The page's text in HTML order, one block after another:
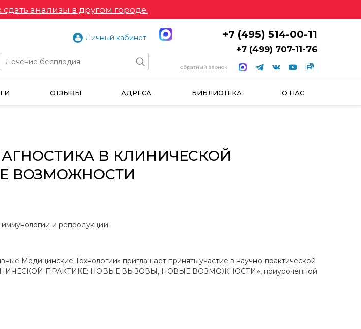
сдать анализы в другом городе.
Личный кабинет +7 (495) 514-00-11
+7 (499) 707-11-76
обратный звонок
ОТЗЫВЫ АДРЕСА БИБЛИОТЕКА О НАС
В КЛИНИЧЕСКОЙ
ВОЗМОЖНОСТИ
и репродукции
Медицинские Технологии» приглашает принять участие в научно-практической
ПРАКТИКЕ: НОВЫЕ ВЫЗОВЫ, НОВЫЕ ВОЗМОЖНОСТИ», приуроченной